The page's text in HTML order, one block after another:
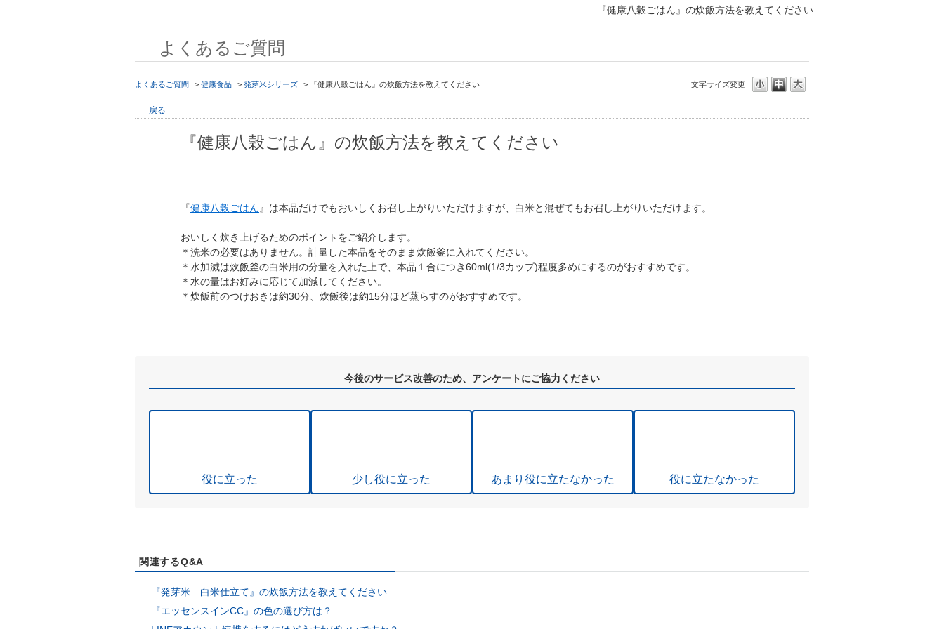
『健康八穀ごはん』の炊飯方法を教えてください
よくあるご質問
文字サイズ変更
よくあるご質問 > 健康食品 > 発芽米シリーズ > 『健康八穀ごはん』の炊飯方法を教えてください
戻る
『健康八穀ごはん』の炊飯方法を教えてください
『健康八穀ごはん 』は本品だけでもおいしくお召し上がりいただけますが、白米と混ぜてもお召し上がりいただけます。
おいしく炊き上げるためのポイントをご紹介します。
＊洗米の必要はありません。計量した本品をそのまま炊飯釜に入れてください。
＊水加減は炊飯釜の白米用の分量を入れた上で、本品１合につき60ml(1/3カップ)程度多めにするのがおすすめです。
＊水の量はお好みに応じて加減してください。
＊炊飯前のつけおきは約30分、炊飯後は約15分ほど蒸らすのがおすすめです。
今後のサービス改善のため、アンケートにご協力ください
役に立った 少し役に立った あまり役に立たなかった 役に立たなかった
関連するQ&A
『発芽米 白米仕立て』の炊飯方法を教えてください
『エッセンスインCC』の色の選び方は？